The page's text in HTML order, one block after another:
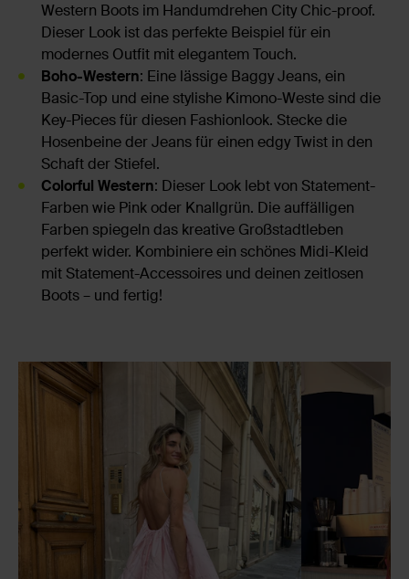
Western Boots im Handumdrehen City Chic-proof.
Dieser Look ist das perfekte Beispiel für ein
modernes Outfit mit elegantem Touch.
Boho-Western: Eine lässige Baggy Jeans, ein
Basic-Top und eine stylishe Kimono-Weste sind die
Key-Pieces für diesen Fashionlook. Stecke die
Hosenbeine der Jeans für einen edgy Twist in den
Schaft der Stiefel.
Colorful Western: Dieser Look lebt von Statement-
Farben wie Pink oder Knallgrün. Die auffälligen
Farben spiegeln das kreative Großstadtleben
perfekt wider. Kombiniere ein schönes Midi-Kleid
mit Statement-Accessoires und deinen zeitlosen
Boots – und fertig!